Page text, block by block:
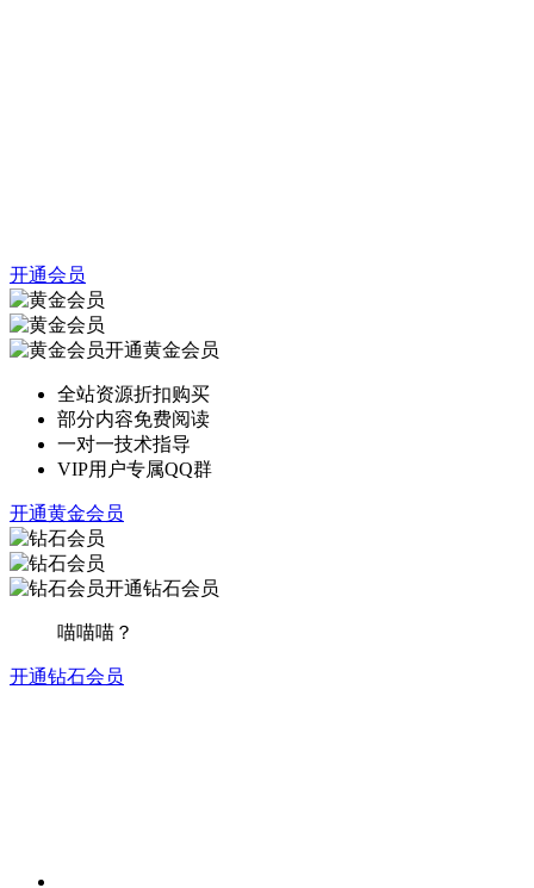
开通会员
开通黄金会员
全站资源折扣购买
部分内容免费阅读
一对一技术指导
VIP用户专属QQ群
开通黄金会员
开通钻石会员
喵喵喵？
开通钻石会员